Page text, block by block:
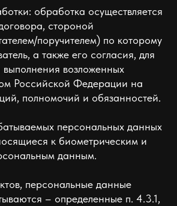
обработка осуществляется
стороной
поручителем) по которому
а также его согласия, для
выполнения возложенных
Российской Федерации на
полномочий и обязанностей.
персональных данных
к биометрическим и
данным.
персональные данные
– определенные п. 4.3.1,